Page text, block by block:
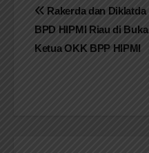
Navigasi
pos
Rakerda dan Diklatda
BPD HIPMI Riau di Buka
Ketua OKK BPP HIPMI